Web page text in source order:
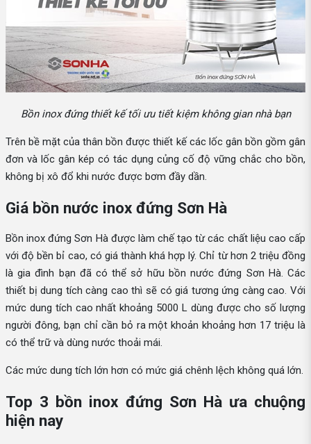
Bồn inox đứng thiết kế tối ưu tiết kiệm không gian nhà bạn
Trên bề mặt của thân bồn được thiết kế các lốc gân bồn gồm gân
đơn và lốc gân kép có tác dụng củng cố độ vững chắc cho bồn,
không bị xô đổ khi nước được bơm đầy dần.
Giá bồn nước inox đứng Sơn Hà
Bồn inox đứng Sơn Hà được làm chế tạo từ các chất liệu cao cấp
với độ bền bỉ cao, có giá thành khá hợp lý. Chỉ từ hơn 2 triệu đồng
là gia đình bạn đã có thể sở hữu bồn nước đứng Sơn Hà. Các
thiết bị dung tích càng cao thì sẽ có giá tương ứng càng cao. Với
mức dung tích cao nhất khoảng 5000 L dùng được cho số lượng
người đông, bạn chỉ cần bỏ ra một khoản khoảng hơn 17 triệu là
có thể trữ và dùng nước thoải mái.
Các mức dung tích lớn hơn có mức giá chênh lệch không quá lớn.
Top 3 bồn inox đứng Sơn Hà ưa chuộng
hiện nay